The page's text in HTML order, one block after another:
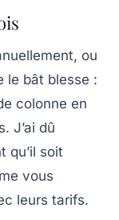
ou
le bât blesse :
colonne en
J’ai dû
qu’il soit
vous
leurs tarifs.